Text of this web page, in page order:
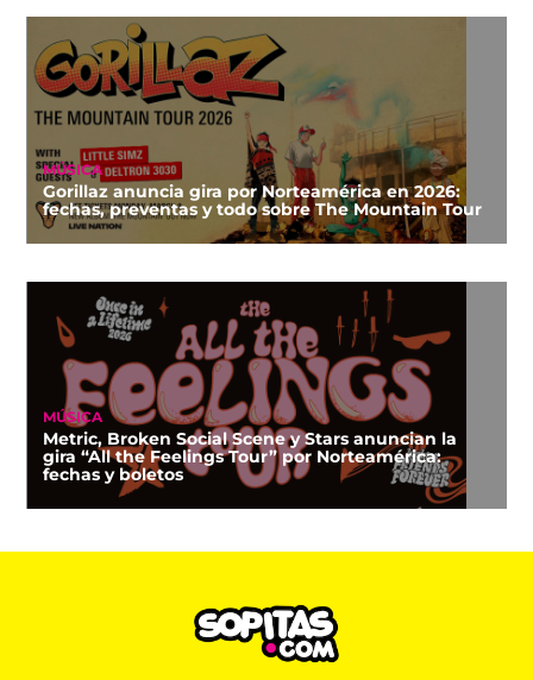
MÚSICA
Gorillaz anuncia gira por Norteamérica en 2026:
fechas, preventas y todo sobre The Mountain Tour
MÚSICA
Metric, Broken Social Scene y Stars anuncian la
gira “All the Feelings Tour” por Norteamérica:
fechas y boletos